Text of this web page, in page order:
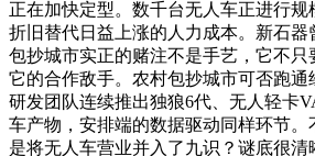
正在加快定型。数千台无人车正进行
折旧替代日益上涨的人力成本。新石
包抄城市实正的赌注不是手艺，它不只
它的合作敌手。农村包抄城市可否跑通
研发团队连续推出独狼6代、无人轻卡
车产物，安排端的数据驱动同样环节
是将无人车营业并入了九识？谜底很清